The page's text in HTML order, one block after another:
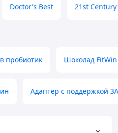
Doctor's Best 21st Century
пробиотик Шоколад FitWin
Адаптер с поддержкой 3А